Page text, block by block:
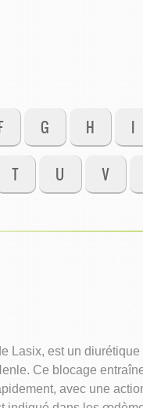
G H I
T U V
est un
Ce blocage
avec une